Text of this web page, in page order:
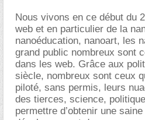
Nous vivons en ce début du
web et en particulier de la
nanoéducation, nanoart, les
grand public nombreux sont
dans les web. Grâce aux
siècle, nombreux sont ceux
piloté, sans permis, leurs
des tierces, science,
permettre d’obtenir une